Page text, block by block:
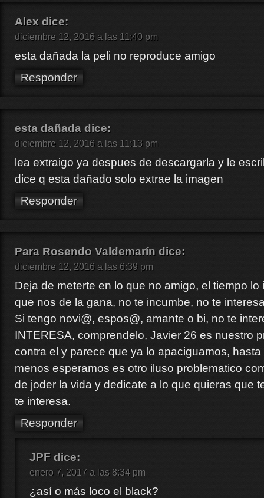
Alex dice:
diciembre 12, 2016 a las 11:40 pm
esta dañada la peli no reproduce amigo
Responder
esta dañada dice:
diciembre 12, 2016 a las 11:13 pm
lea extraigo ya despues de descargarla y le
dice q esta dañado solo extrae la imagen
Responder
Para Rosendo Valdemarín dice:
diciembre 12, 2016 a las 6:39 pm
Deja de meterte en lo que no amigo, el tiempo lo
que nos de la gana, no te incumbe, no te
Si tengo novi@, espos@, amante o bi, no te
INTERESA, comprendelo, Javier 26 es nuestro
contra el y parece que ya lo apaciguamos,
menos esperamos es otro iluso problematico
de joder la vida y dedicate a lo que quieras que
te interesa.
Responder
JPF dice:
enero 7, 2017 a las 8:34 pm
¿así o más loco el black?